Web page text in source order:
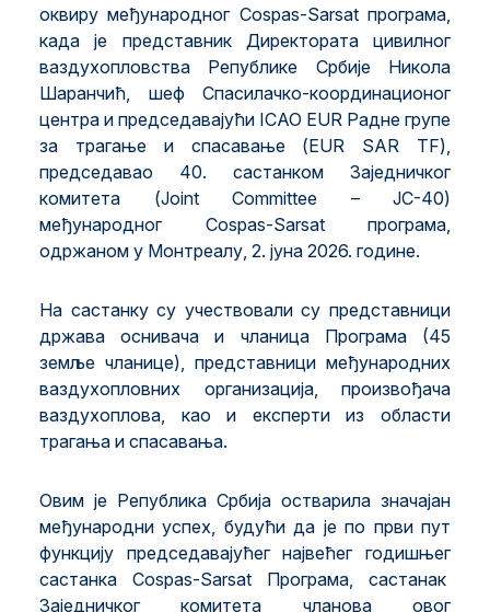
оквиру међународног Cospas-Sarsat програма,
када је представник Директората цивилног
ваздухопловства Републике Србије Никола
Шаранчић, шеф Спасилачко-координационог
центра и председавајући ICAO EUR Радне групе
за трагање и спасавање (EUR SAR TF),
председавао 40. састанком Заједничког
комитета (Joint Committee – JC-40)
међународног Cospas-Sarsat програма,
одржаном у Монтреалу, 2. јуна 2026. године.
На састанку су учествовали су представници
држава оснивача и чланица Програма (45
земље чланице), представници међународних
ваздухопловних организација, произвођача
ваздухоплова, као и експерти из области
трагања и спасавања.
Овим је Република Србија остварила значајан
међународни успех, будући да је по први пут
функцију председавајућег највећег годишњег
састанка Cospas-Sarsat Програма, састанак
Заједничког комитета чланова овог